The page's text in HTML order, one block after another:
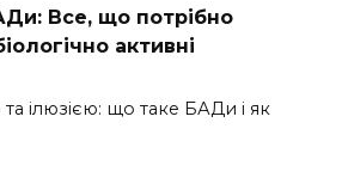
Все, що потрібно
активні
ілюзією: що таке БАДи і як